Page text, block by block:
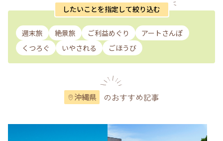
したいことを指定して絞り込む
週末旅 絶景旅 ご利益めぐり
アートさんぽ
くつろぐ
いやされる ごほうび
沖縄県 のおすすめ記事